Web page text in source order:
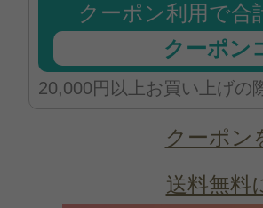
クーポン利用で合
クーポン
20,000円以上お買い上げの
クーポン
送料無料